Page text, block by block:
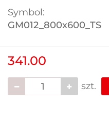
Symbol:
GM012_800x600_TS
341.00
szt.